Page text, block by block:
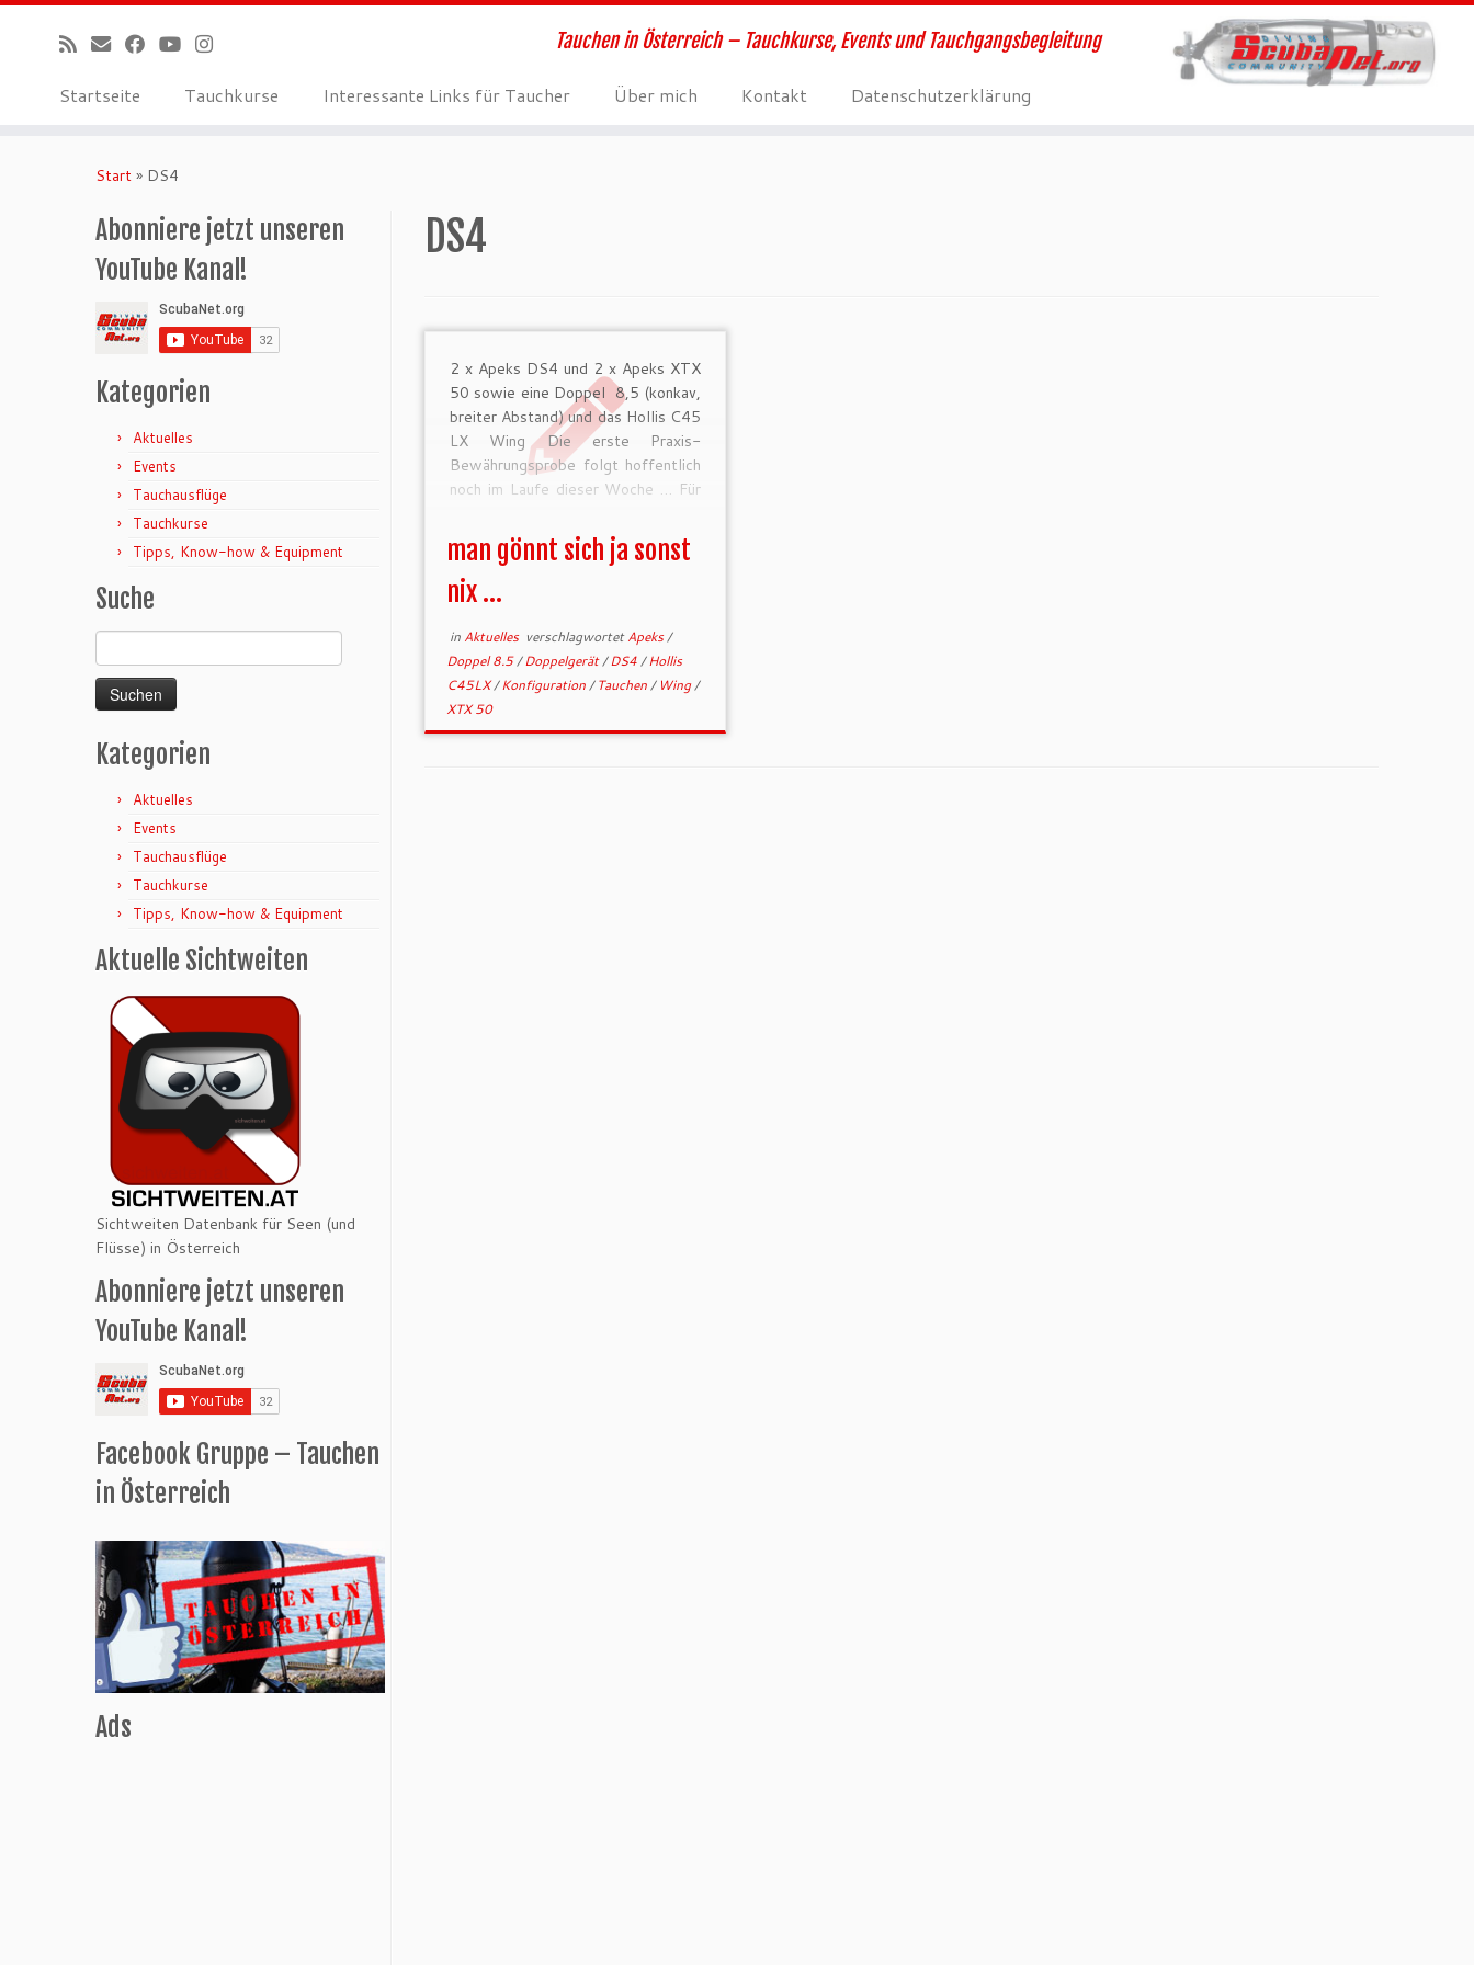
Tauchen in Österreich – Tauchkurse, Events und Tauchgangsbegleitung
Startseite Tauchkurse Interessante Links für Taucher Über mich Kontakt Datenschutzerklärung
Start » DS4
Abonniere jetzt unseren
YouTube Kanal!
Kategorien
Aktuelles
Events
Tauchausflüge
Tauchkurse
Tipps, Know-how & Equipment
Suche
nach:
Kategorien
Aktuelles
Events
Tauchausflüge
Tauchkurse
Tipps, Know-how & Equipment
Aktuelle Sichtweiten
Sichtweiten Datenbank für Seen (und
Flüsse) in Österreich
Abonniere jetzt unseren
YouTube Kanal!
Facebook Gruppe – Tauchen
in Österreich
Ads
DS4
2 x Apeks DS4 und 2 x Apeks XTX
50 sowie eine Doppel 8,5 (konkav,
breiter Abstand) und das Hollis C45
LX Wing Die erste Praxis-
Bewährungsprobe folgt hoffentlich
noch im Laufe dieser Woche … Für
Konfiguration ziemlich cool
(OK,
markentreu bin ich nicht, aber das
ist […]
man gönnt sich ja sonst
nix …
in Aktuelles verschlagwortetApeks/
Doppel 8.5/Doppelgerät/DS4/Hollis
C45LX/Konfiguration/Tauchen/ Wing/
XTX 50